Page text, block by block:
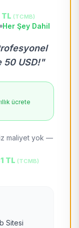
(TCMB)
Her Şey Dahil
50 USD!"
ücrete
maliyet yok —
TL (TCMB)
Sitesi